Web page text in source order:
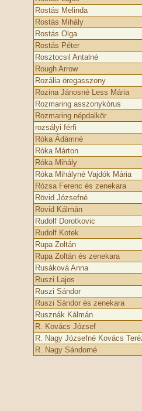
Rostás Melinda
Rostás Mihály
Rostás Olga
Rostás Péter
Rosztocsil Antalné
Rough Arrow
Rozália öregasszony
Rozina Jánosné Less Mária
Rozmaring asszonykórus
Rozmaring népdalkör
rozsályi férfi
Róka Ádámné
Róka Márton
Róka Mihály
Róka Mihályné Vajdók Mária
Rózsa Ferenc és zenekara
Rövid Józsefné
Rövid Kálmán
Rudolf Dorotkovic
Rudolf Kotek
Rupa Zoltán
Rupa Zoltán és zenekara
Rusáková Anna
Ruszi Lajos
Ruszi Sándor
Ruszi Sándor és zenekara
Rusznák Kálmán
R. Kovács József
R. Nagy Józsefné Kovács
R. Nagy Sándorné